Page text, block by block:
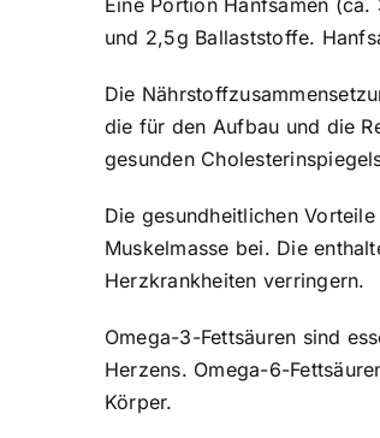
Eine Portion Hanfsamen
und 2,5g Ballaststoffe.
Die
die für den Aufbau und die
gesunden
Die gesundheitlichen
Muskelmasse bei. Die
Herzkrankheiten verringern.
Omega-3-Fettsäuren sind
Herzens. Omega-6-
Körper.